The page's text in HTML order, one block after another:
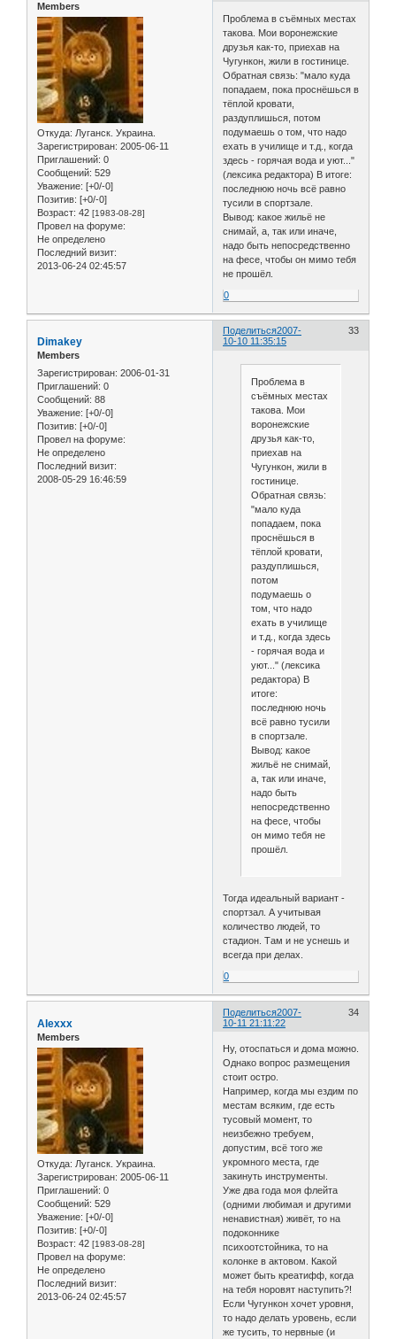
Members
Откуда: Луганск. Украина.
Зарегистрирован: 2005-06-11
Приглашений: 0
Сообщений: 529
Уважение: [+0/-0]
Позитив: [+0/-0]
Возраст: 42 [1983-08-28]
Провел на форуме:
Не определено
Последний визит:
2013-06-24 02:45:57
Проблема в съёмных местах
такова. Мои воронежские
друзья как-то, приехав на
Чугункон, жили в гостинице.
Обратная связь: "мало куда
попадаем, пока проснёшься в
тёплой кровати,
раздуплишься, потом
подумаешь о том, что надо
ехать в училище и т.д., когда
здесь - горячая вода и уют..."
(лексика редактора) В итоге:
последнюю ночь всё равно
тусили в спортзале.
Вывод: какое жильё не
снимай, а, так или иначе,
надо быть непосредственно
на фесе, чтобы он мимо тебя
не прошёл.
0
Поделиться 33
2007-
10-10 11:35:15
Dimakey
Members
Зарегистрирован: 2006-01-31
Приглашений: 0
Сообщений: 88
Уважение: [+0/-0]
Позитив: [+0/-0]
Провел на форуме:
Не определено
Последний визит:
2008-05-29 16:46:59
Проблема в
съёмных местах
такова. Мои
воронежские
друзья как-то,
приехав на
Чугункон, жили в
гостинице.
Обратная связь:
"мало куда
попадаем, пока
проснёшься в
тёплой кровати,
раздуплишься,
потом
подумаешь о
том, что надо
ехать в училище
и т.д., когда здесь
- горячая вода и
уют..." (лексика
редактора) В
итоге:
последнюю ночь
всё равно тусили
в спортзале.
Вывод: какое
жильё не снимай,
а, так или иначе,
надо быть
непосредственно
на фесе, чтобы
он мимо тебя не
прошёл.
Тогда идеальный вариант -
спортзал. А учитывая
количество людей, то
стадион. Там и не уснешь и
всегда при делах.
0
Поделиться 34
2007-
10-11 21:11:22
Alexxx
Members
Откуда: Луганск. Украина.
Зарегистрирован: 2005-06-11
Приглашений: 0
Сообщений: 529
Уважение: [+0/-0]
Позитив: [+0/-0]
Возраст: 42 [1983-08-28]
Провел на форуме:
Не определено
Последний визит:
2013-06-24 02:45:57
Ну, отоспаться и дома можно.
Однако вопрос размещения
стоит остро.
Например, когда мы ездим по
местам всяким, где есть
тусовый момент, то
неизбежно требуем,
допустим, всё того же
укромного места, где
закинуть инструменты.
Уже два года моя флейта
(одними любимая и другими
ненавистная) живёт, то на
подоконнике
психоотстойника, то на
колонке в актовом. Какой
может быть креатифф, когда
на тебя норовят наступить?!
Если Чугункон хочет уровня,
то надо делать уровень, если
же тусить, то нервные (и